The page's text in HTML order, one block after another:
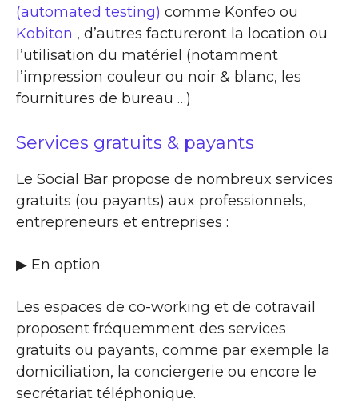
(automated testing) comme Konfeo ou
Kobiton , d’autres factureront la location ou
l’utilisation du matériel (notamment
l’impression couleur ou noir & blanc, les
fournitures de bureau …)
Services gratuits & payants
Le Social Bar propose de nombreux services
gratuits (ou payants) aux professionnels,
entrepreneurs et entreprises :
▶​ En option
Les espaces de co-working et de cotravail
proposent fréquemment des services
gratuits ou payants, comme par exemple la
domiciliation, la conciergerie ou encore le
secrétariat téléphonique.